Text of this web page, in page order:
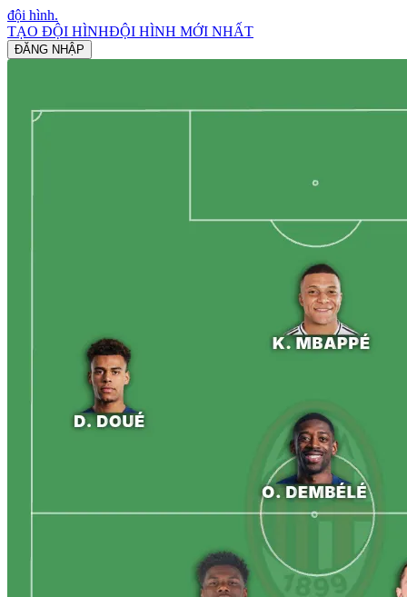
đội hình.
TẠO ĐỘI HÌNHĐỘI HÌNH MỚI NHẤT
ĐĂNG NHẬP